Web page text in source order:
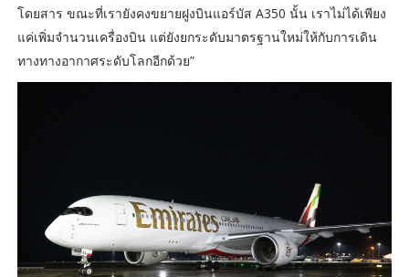
โดยสาร ขณะที่เรายังคงขยายฝูงบินแอร์บัส A350 นั้น เราไม่ได้เพียง
แค่เพิ่มจำนวนเครื่องบิน แต่ยังยกระดับมาตรฐานใหม่ให้กับการเดิน
ทางทางอากาศระดับโลกอีกด้วย”